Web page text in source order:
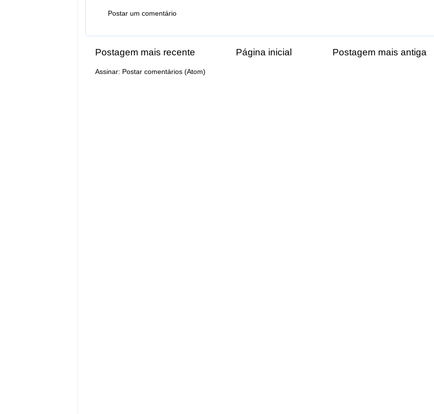
Postar um comentário
Postagem mais recente Postagem mais antiga
Página inicial
Assinar: Postar comentários (Atom)